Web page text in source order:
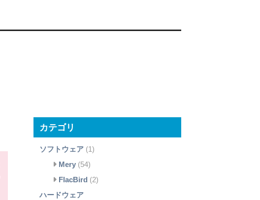
カテゴリ
ソフトウェア(1)
Mery (54)
FlacBird (2)
ハードウェア